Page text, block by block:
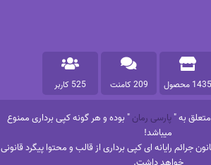
1435 محصول 209 کامنت 525 کاربر
به "پارسی رمان" بوده و هر گونه کپی برداری ممنوع
میباشد!
سوم قانون جرائم رایانه ای کپی برداری از قالب و محتوا پیگرد قانونی